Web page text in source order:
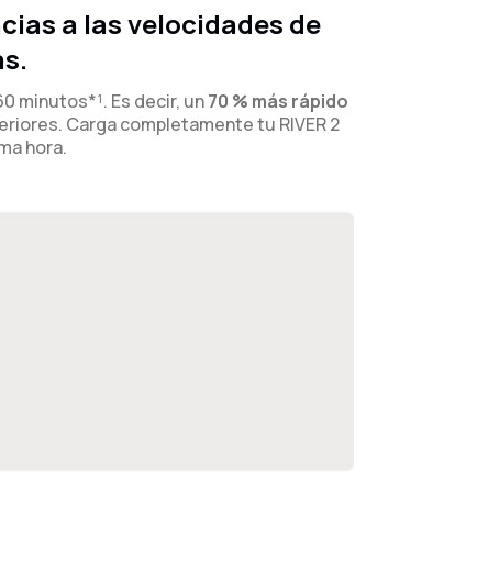
a las velocidades de
minutos*¹. Es decir, un70 % más rápido
Carga completamente tu RIVER 2
hora.